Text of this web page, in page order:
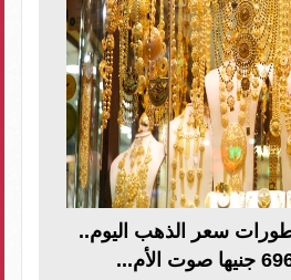
سعر الذهب اليوم..